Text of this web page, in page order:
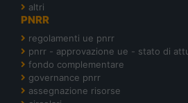
altri
PNRR
regolamenti ue pnrr
pnrr - approvazione ue - stato di
fondo complementare
governance pnrr
assegnazione risorse